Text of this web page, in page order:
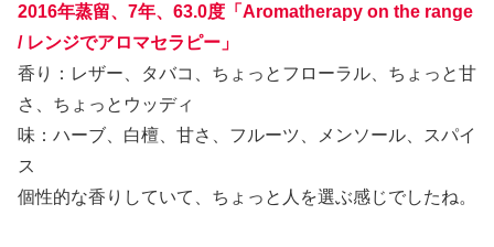
2016年蒸留、7年、63.0度「Aromatherapy on the range
/ レンジでアロマセラピー」
香り：レザー、タバコ、ちょっとフローラル、ちょっと甘
さ、ちょっとウッディ
味：ハーブ、白檀、甘さ、フルーツ、メンソール、スパイ
ス
個性的な香りしていて、ちょっと人を選ぶ感じでしたね。